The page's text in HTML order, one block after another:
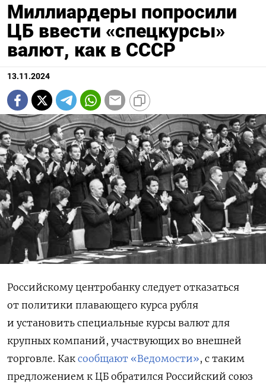
Миллиардеры попросили
ЦБ ввести «спецкурсы»
валют, как в СССР
13.11.2024
Российскому центробанку следует отказаться
от политики плавающего курса рубля
и установить специальные курсы валют для
крупных компаний, участвующих во внешней
торговле. Как сообщают «Ведомости», с таким
предложением к ЦБ обратился Российский союз